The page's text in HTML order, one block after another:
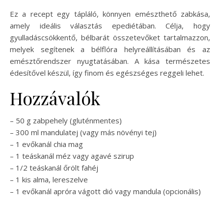
Ez a recept egy tápláló, könnyen emészthető zabkása,
amely ideális választás epediétában. Célja, hogy
gyulladáscsökkentő, bélbarát összetevőket tartalmazzon,
melyek segítenek a bélflóra helyreállításában és az
emésztőrendszer nyugtatásában. A kása természetes
édesítővel készül, így finom és egészséges reggeli lehet.
Hozzávalók
– 50 g zabpehely (gluténmentes)
– 300 ml mandulatej (vagy más növényi tej)
– 1 evőkanál chia mag
– 1 teáskanál méz vagy agavé szirup
– 1/2 teáskanál őrölt fahéj
– 1 kis alma, lereszelve
– 1 evőkanál apróra vágott dió vagy mandula (opcionális)